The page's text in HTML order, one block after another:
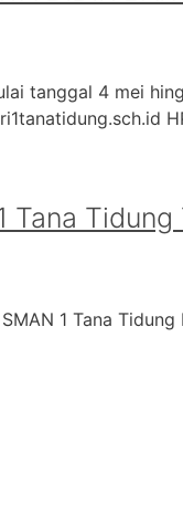
tanggal 4 mei
Tana
1 Tana